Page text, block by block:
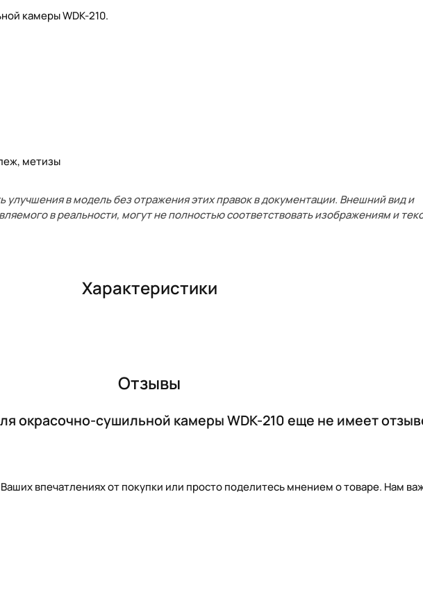
камеры WDK-210.
метизы
улучшения в модель без отражения этих правок в документации. Внешний вид и
в реальности, могут не полностью соответствовать изображениям и
Характеристики
Отзывы
окрасочно-сушильной камеры WDK-210 еще не имеет
впечатлениях от покупки или просто поделитесь мнением о товаре. Нам